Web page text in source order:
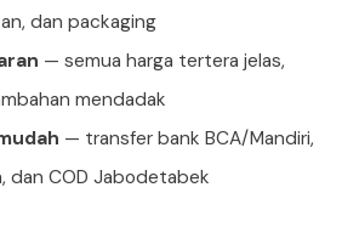
dan packaging
— semua harga tertera jelas,
mendadak
— transfer bank BCA/Mandiri,
dan COD Jabodetabek